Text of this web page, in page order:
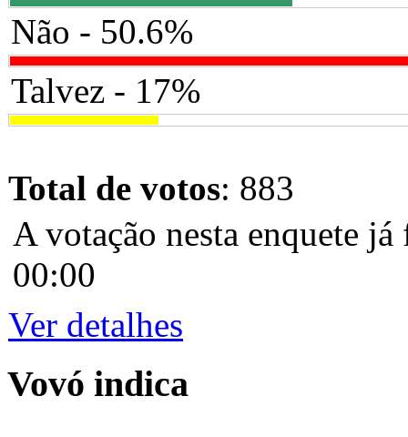
Não - 50.6%
Talvez - 17%
Total de votos: 883
A votação nesta enquete
00:00
Ver detalhes
Vovó indica